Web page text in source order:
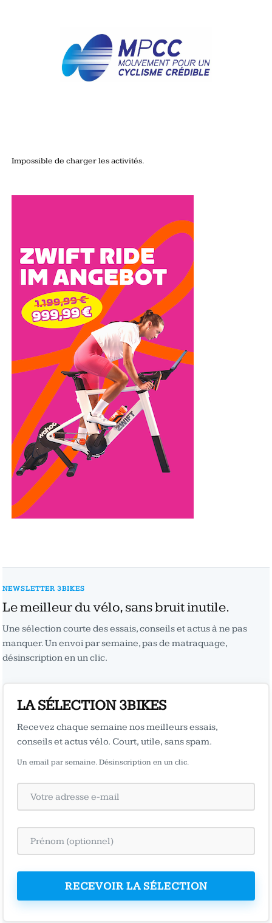
Impossible de charger les activités.
NEWSLETTER 3BIKES
Le meilleur du vélo, sans bruit inutile.
Une sélection courte des essais, conseils et actus à ne pas
manquer. Un envoi par semaine, pas de matraquage,
désinscription en un clic.
LA SÉLECTION 3BIKES
Recevez chaque semaine nos meilleurs essais,
conseils et actus vélo. Court, utile, sans spam.
Un email par semaine. Désinscription en un clic.
RECEVOIR LA SÉLECTION